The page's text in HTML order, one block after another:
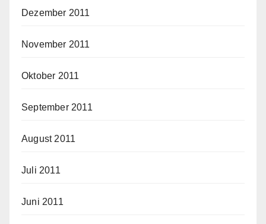
Dezember 2011
November 2011
Oktober 2011
September 2011
August 2011
Juli 2011
Juni 2011